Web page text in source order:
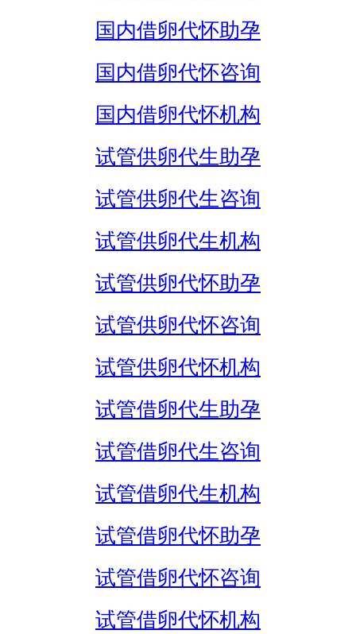
国内借卵代怀助孕
国内借卵代怀咨询
国内借卵代怀机构
试管供卵代生助孕
试管供卵代生咨询
试管供卵代生机构
试管供卵代怀助孕
试管供卵代怀咨询
试管供卵代怀机构
试管借卵代生助孕
试管借卵代生咨询
试管借卵代生机构
试管借卵代怀助孕
试管借卵代怀咨询
试管借卵代怀机构